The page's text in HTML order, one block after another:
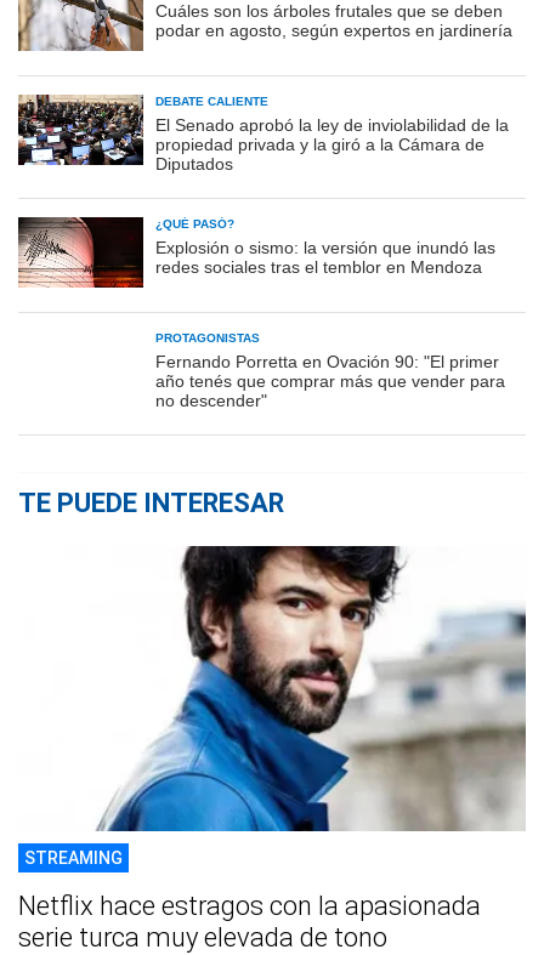
Cuáles son los árboles frutales que se deben
podar en agosto, según expertos en jardinería
DEBATE CALIENTE
El Senado aprobó la ley de inviolabilidad de la
propiedad privada y la giró a la Cámara de
Diputados
¿QUÉ PASÓ?
Explosión o sismo: la versión que inundó las
redes sociales tras el temblor en Mendoza
PROTAGONISTAS
Fernando Porretta en Ovación 90: "El primer
año tenés que comprar más que vender para
no descender"
TE PUEDE INTERESAR
STREAMING
Netflix hace estragos con la apasionada
serie turca muy elevada de tono